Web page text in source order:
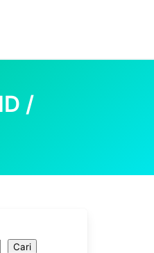
/
Cari